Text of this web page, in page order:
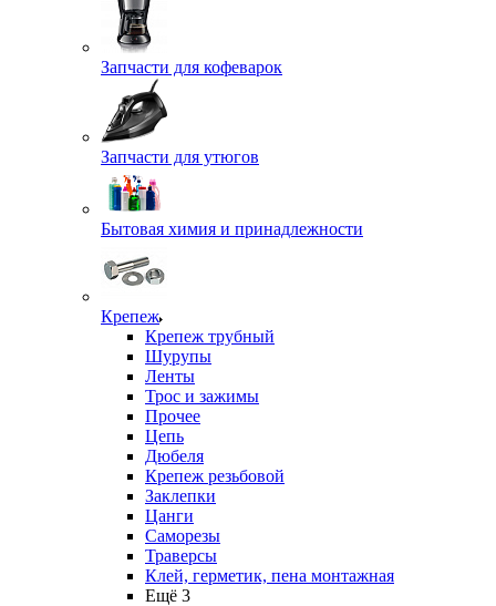
Запчасти для кофеварок
Запчасти для утюгов
Бытовая химия и принадлежности
Крепеж
Крепеж трубный
Шурупы
Ленты
Трос и зажимы
Прочее
Цепь
Дюбеля
Крепеж резьбовой
Заклепки
Цанги
Саморезы
Траверсы
Клей, герметик, пена монтажная
Ещё 3